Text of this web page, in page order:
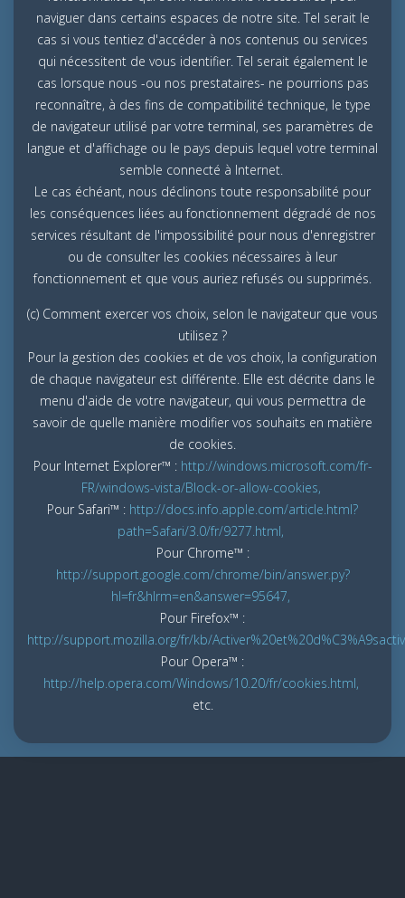
naviguer dans certains espaces de notre site. Tel serait le
cas si vous tentiez d'accéder à nos contenus ou services
qui nécessitent de vous identifier. Tel serait également le
cas lorsque nous -ou nos prestataires- ne pourrions pas
reconnaître, à des fins de compatibilité technique, le type
de navigateur utilisé par votre terminal, ses paramètres de
langue et d'affichage ou le pays depuis lequel votre terminal
semble connecté à Internet.
Le cas échéant, nous déclinons toute responsabilité pour
les conséquences liées au fonctionnement dégradé de nos
services résultant de l'impossibilité pour nous d'enregistrer
ou de consulter les cookies nécessaires à leur
fonctionnement et que vous auriez refusés ou supprimés.
(c) Comment exercer vos choix, selon le navigateur que vous
utilisez ?
Pour la gestion des cookies et de vos choix, la configuration
de chaque navigateur est différente. Elle est décrite dans le
menu d'aide de votre navigateur, qui vous permettra de
savoir de quelle manière modifier vos souhaits en matière
de cookies.
Pour Internet Explorer™ : http://windows.microsoft.com/fr-
FR/windows-vista/Block-or-allow-cookies,
Pour Safari™ : http://docs.info.apple.com/article.html?
path=Safari/3.0/fr/9277.html,
Pour Chrome™ :
http://support.google.com/chrome/bin/answer.py?
hl=fr&hlrm=en&answer=95647,
Pour Firefox™ :
http://support.mozilla.org/fr/kb/
Pour Opera™ :
http://help.opera.com/Windows/10.20/fr/cookies.html,
etc.